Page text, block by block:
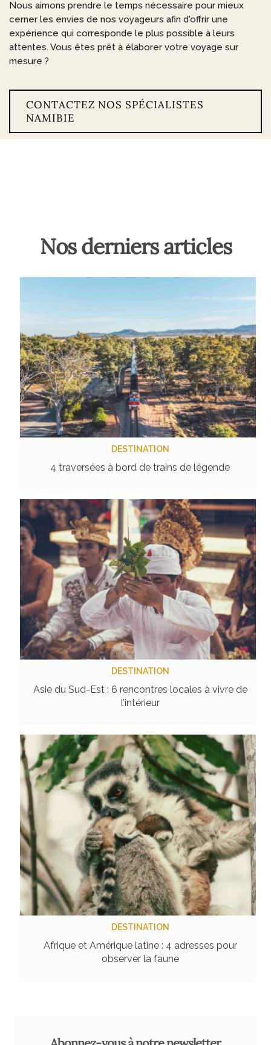
Nous aimons prendre le temps nécessaire pour mieux
cerner les envies de nos voyageurs afin d'offrir une
expérience qui corresponde le plus possible à leurs
attentes. Vous êtes prêt à élaborer votre voyage sur
mesure ?
CONTACTEZ NOS SPÉCIALISTES
NAMIBIE
Nos derniers articles
DESTINATION
4 traversées à bord de trains de légende
DESTINATION
Asie du Sud-Est : 6 rencontres locales à vivre de
l’intérieur
DESTINATION
Afrique et Amérique latine : 4 adresses pour
observer la faune